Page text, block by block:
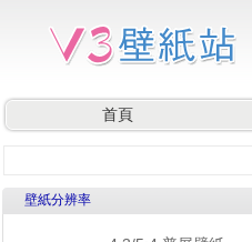
首頁
壁紙分辨率